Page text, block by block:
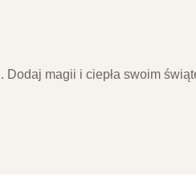
Dodaj magii i ciepła swoim